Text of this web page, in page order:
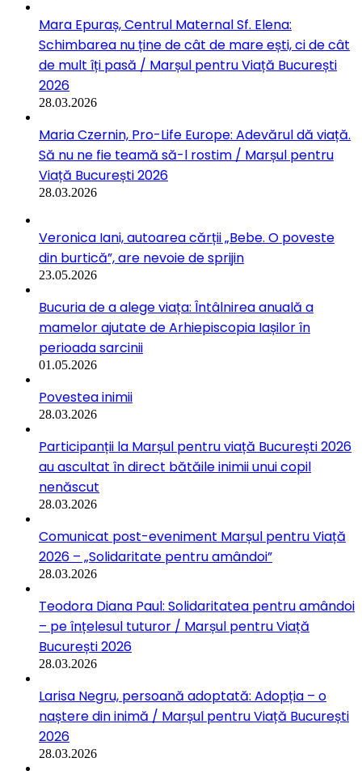
Mara Epuraș, Centrul Maternal Sf. Elena:
Schimbarea nu ține de cât de mare ești, ci de cât
de mult îți pasă / Marșul pentru Viață București
2026
28.03.2026
Maria Czernin, Pro-Life Europe: Adevărul dă viață.
Să nu ne fie teamă să-l rostim / Marșul pentru
Viață București 2026
28.03.2026
Veronica Iani, autoarea cărții „Bebe. O poveste
din burtică”, are nevoie de sprijin
23.05.2026
Bucuria de a alege viața: Întâlnirea anuală a
mamelor ajutate de Arhiepiscopia Iașilor în
perioada sarcinii
01.05.2026
Povestea inimii
28.03.2026
Participanții la Marșul pentru viață București 2026
au ascultat în direct bătăile inimii unui copil
nenăscut
28.03.2026
Comunicat post-eveniment Marșul pentru Viață
2026 – „Solidaritate pentru amândoi”
28.03.2026
Teodora Diana Paul: Solidaritatea pentru amândoi
– pe înțelesul tuturor / Marșul pentru Viață
București 2026
28.03.2026
Larisa Negru, persoană adoptată: Adopția – o
naștere din inimă / Marșul pentru Viață București
2026
28.03.2026